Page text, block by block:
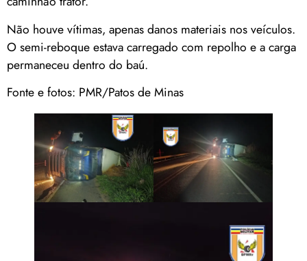
Não houve vítimas, apenas danos materiais nos veículos.
O semi-reboque estava carregado com repolho e a carga
permaneceu dentro do baú.
Fonte e fotos: PMR/Patos de Minas